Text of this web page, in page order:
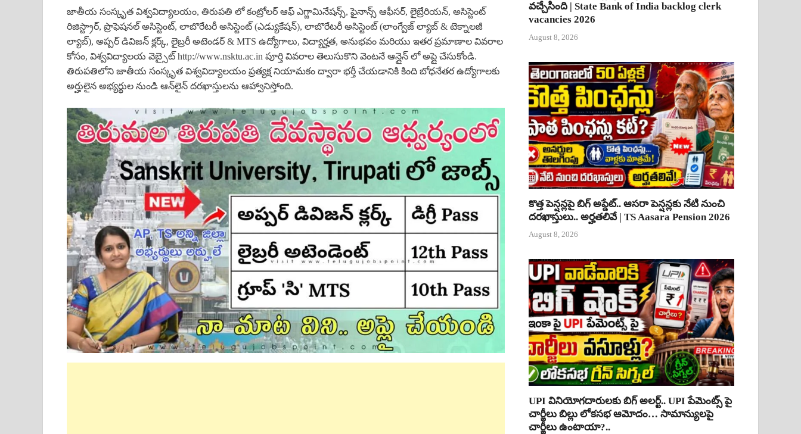
జాతీయ సంస్కృత విశ్వవిద్యాలయం, తిరుపతి లో కంట్రోలర్ ఆఫ్ ఎగ్జామినేషన్స్, ఫైనాన్స్ ఆఫీసర్, లైబ్రేరియన్, అసిస్టెంట్
రిజిస్ట్రార్, ప్రొఫెషనల్ అసిస్టెంట్, లాబొరేటరీ అసిస్టెంట్ (ఎడ్యుకేషన్), లాబొరేటరీ అసిస్టెంట్ (లాంగ్వేజ్ ల్యాబ్ & టెక్నాలజీ
ల్యాబ్), అప్పర్ డివిజన్ క్లర్క్, లైబ్రరీ అటెండర్ & MTS ఉద్యోగాలు, విద్యార్హత, అనుభవం మరియు ఇతర ప్రమాణాల వివరాల
కోసం, విశ్వవిద్యాలయ వెబ్సైట్ http://www.nsktu.ac.in పూర్తి వివరాల తెలుసుకొని వెంటనే ఆన్లైన్ లో అప్లై చేసుకోండి.
తిరుపతిలోని జాతీయ సంస్కృత విశ్వవిద్యాలయం ప్రత్యక్ష నియామకం ద్వారా భర్తీ చేయడానికి కింది బోధనేతర ఉద్యోగాలకు
అర్హులైన అభ్యర్థుల నుండి ఆన్‌లైన్ దరఖాస్తులను ఆహ్వానిస్తోంది.
వచ్చేసింది | State Bank of India backlog clerk
vacancies 2026
August 8, 2026
కొత్త పెన్షన్లపై బిగ్ అప్డేట్.. ఆసరా పెన్షన్లకు నేటి నుంచి
దరఖాస్తులు.. అర్హతలివే | TS Aasara Pension 2026
August 8, 2026
UPI వినియోగదారులకు బిగ్ అలర్ట్.. UPI పేమెంట్స్ పై
చార్జీలు బిల్లు లోకసభ ఆమోదం… సామాన్యులపై
చార్జీలు ఉంటాయా?..